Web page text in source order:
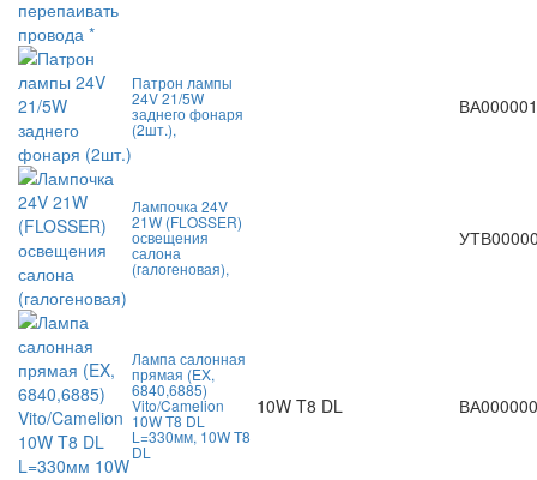
Патрон лампы
24V 21/5W
заднего фонаря
(2шт.),
Лампочка 24V
21W (FLOSSER)
освещения
салона
(галогеновая),
Лампа салонная
прямая (EX,
6840,6885)
Vito/Camelion
10W T8 DL
L=330мм, 10W T8
DL
10W T8 DL